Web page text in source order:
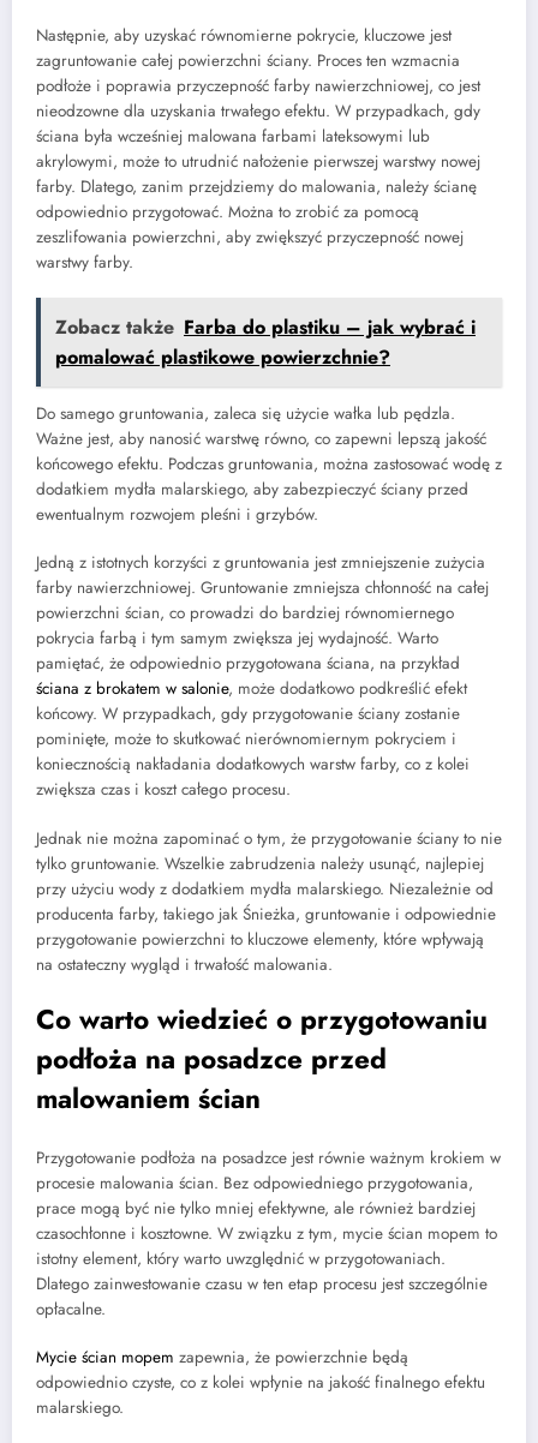
Następnie, aby uzyskać równomierne pokrycie, kluczowe jest
zagruntowanie całej powierzchni ściany. Proces ten wzmacnia
podłoże i poprawia przyczepność farby nawierzchniowej, co jest
nieodzowne dla uzyskania trwałego efektu. W przypadkach, gdy
ściana była wcześniej malowana farbami lateksowymi lub
akrylowymi, może to utrudnić nałożenie pierwszej warstwy nowej
farby. Dlatego, zanim przejdziemy do malowania, należy ścianę
odpowiednio przygotować. Można to zrobić za pomocą
zeszlifowania powierzchni, aby zwiększyć przyczepność nowej
warstwy farby.
Zobacz także Farba do plastiku – jak wybrać i
pomalować plastikowe powierzchnie?
Do samego gruntowania, zaleca się użycie wałka lub pędzla.
Ważne jest, aby nanosić warstwę równo, co zapewni lepszą jakość
końcowego efektu. Podczas gruntowania, można zastosować wodę z
dodatkiem mydła malarskiego, aby zabezpieczyć ściany przed
ewentualnym rozwojem pleśni i grzybów.
Jedną z istotnych korzyści z gruntowania jest zmniejszenie zużycia
farby nawierzchniowej. Gruntowanie zmniejsza chłonność na całej
powierzchni ścian, co prowadzi do bardziej równomiernego
pokrycia farbą i tym samym zwiększa jej wydajność. Warto
pamiętać, że odpowiednio przygotowana ściana, na przykład
ściana z brokatem w salonie, może dodatkowo podkreślić efekt
końcowy. W przypadkach, gdy przygotowanie ściany zostanie
pominięte, może to skutkować nierównomiernym pokryciem i
koniecznością nakładania dodatkowych warstw farby, co z kolei
zwiększa czas i koszt całego procesu.
Jednak nie można zapominać o tym, że przygotowanie ściany to nie
tylko gruntowanie. Wszelkie zabrudzenia należy usunąć, najlepiej
przy użyciu wody z dodatkiem mydła malarskiego. Niezależnie od
producenta farby, takiego jak Śnieżka, gruntowanie i odpowiednie
przygotowanie powierzchni to kluczowe elementy, które wpływają
na ostateczny wygląd i trwałość malowania.
Co warto wiedzieć o przygotowaniu
podłoża na posadzce przed
malowaniem ścian
Przygotowanie podłoża na posadzce jest równie ważnym krokiem w
procesie malowania ścian. Bez odpowiedniego przygotowania,
prace mogą być nie tylko mniej efektywne, ale również bardziej
czasochłonne i kosztowne. W związku z tym, mycie ścian mopem to
istotny element, który warto uwzględnić w przygotowaniach.
Dlatego zainwestowanie czasu w ten etap procesu jest szczególnie
opłacalne.
Mycie ścian mopem zapewnia, że powierzchnie będą
odpowiednio czyste, co z kolei wpłynie na jakość finalnego efektu
malarskiego.